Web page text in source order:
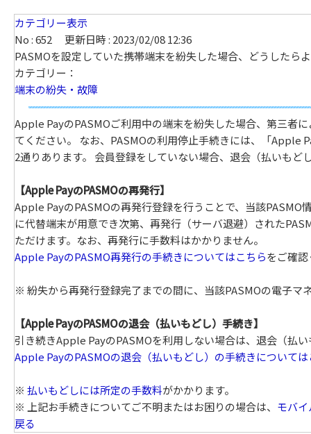
カテゴリー表示
No : 652
更新日時 : 2023/02/08 12:36
PASMOを設定していた携帯端末を紛失した場合、どうしたら
カテゴリー：
端末の紛失・故障
Apple PayのPASMOご利用中の端末を紛失した場合、第三者
てください。 なお、PASMOの利用停止手続きには、「Apple
2通りあります。 会員登録をしていない場合、退会（払いも
【Apple PayのPASMOの再発行】
Apple PayのPASMOの再発行登録を行うことで、当該
に代替端末が用意でき次第、再発行（サーバ退避）された
ただけます。なお、再発行に手数料はかかりません。
Apple PayのPASMO再発行の手続きについてはこちらをご確
※ 紛失から再発行登録完了までの間に、当該PASMOの電子マ
【Apple PayのPASMOの退会（払いもどし）手続き】
引き続きApple PayのPASMOを利用しない場合は、退会（払
Apple PayのPASMOの退会（払いもどし）の手続きについて
※ 払いもどしには所定の手数料がかかります。
※ 上記お手続きについてご不明またはお困りの場合は、 モバ
戻る